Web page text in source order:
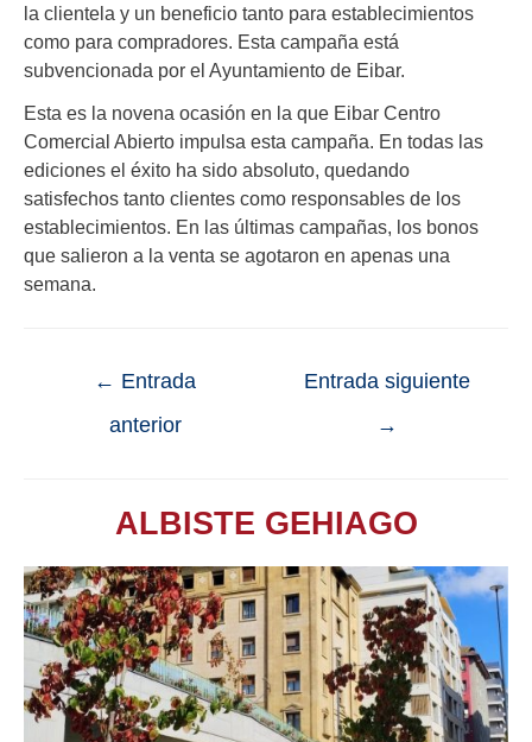
la clientela y un beneficio tanto para establecimientos
como para compradores. Esta campaña está
subvencionada por el Ayuntamiento de Eibar.
Esta es la novena ocasión en la que Eibar Centro
Comercial Abierto impulsa esta campaña. En todas las
ediciones el éxito ha sido absoluto, quedando
satisfechos tanto clientes como responsables de los
establecimientos. En las últimas campañas, los bonos
que salieron a la venta se agotaron en apenas una
semana.
← Entrada
anterior
Entrada siguiente
→
ALBISTE GEHIAGO